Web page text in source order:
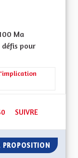
Ma
pour
solidarités, les soins
50 ABONNÉS
SUIVRE
PROPOSITION